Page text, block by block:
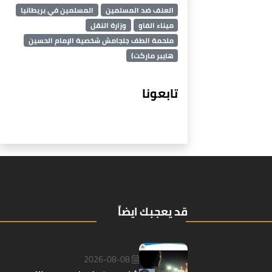
العنف ضد المسلمين
المسلمين في بريطانيا
ميناء الفاو
وزارة النقل
ملحمة الطف جلجامش شخصية الإمام الحسين
هايبر ماركت)
تابعونا
قد يعجبك ايضاً
2026-08-08